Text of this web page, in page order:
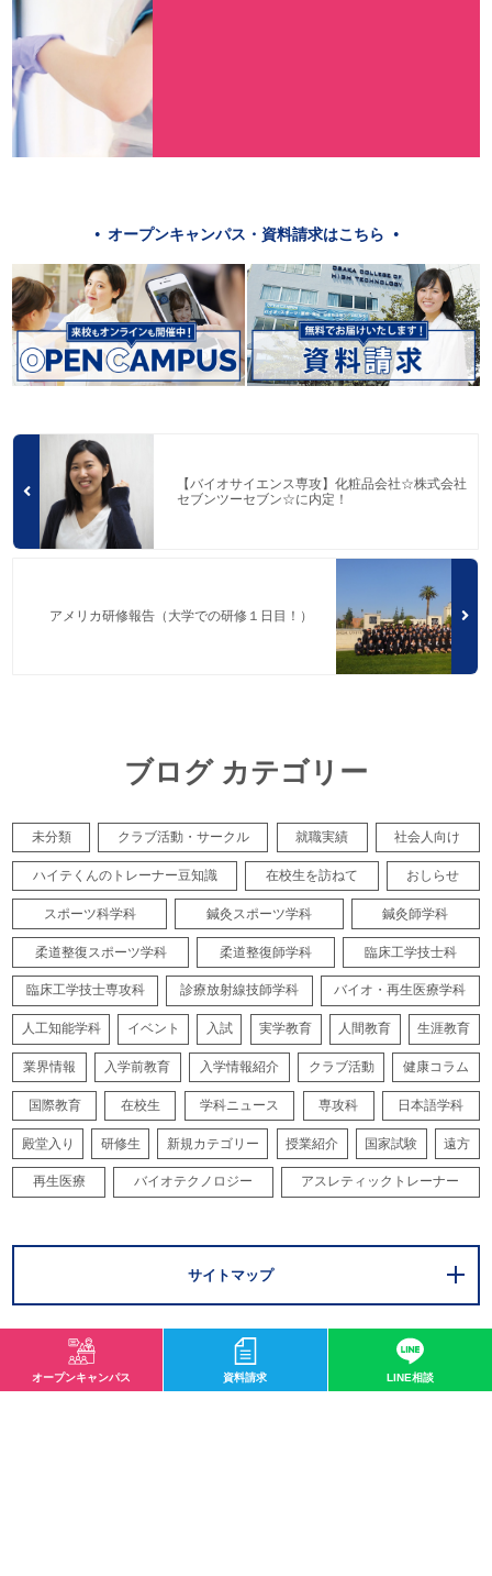
オープンキャンパス・資料請求はこちら
【バイオサイエンス専攻】化粧品会社☆株式会社
セブンツーセブン☆に内定！
アメリカ研修報告（大学での研修１日目！）
ブログ カテゴリー
未分類 クラブ活動・サークル 就職実績 社会人向け
ハイテくんのトレーナー豆知識 在校生を訪ねて おしらせ
スポーツ科学科 鍼灸スポーツ学科 鍼灸師学科
柔道整復スポーツ学科 柔道整復師学科 臨床工学技士科
臨床工学技士専攻科 診療放射線技師学科 バイオ・再生医療学科
人工知能学科 イベント 入試 実学教育 人間教育 生涯教育
業界情報 入学前教育 入学情報紹介 クラブ活動 健康コラム
国際教育 在校生 学科ニュース 専攻科 日本語学科
殿堂入り 研修生 新規カテゴリー 授業紹介 国家試験 遠方
再生医療 バイオテクノロジー アスレティックトレーナー
サイトマップ
オープンキャンパス 資料請求 LINE相談